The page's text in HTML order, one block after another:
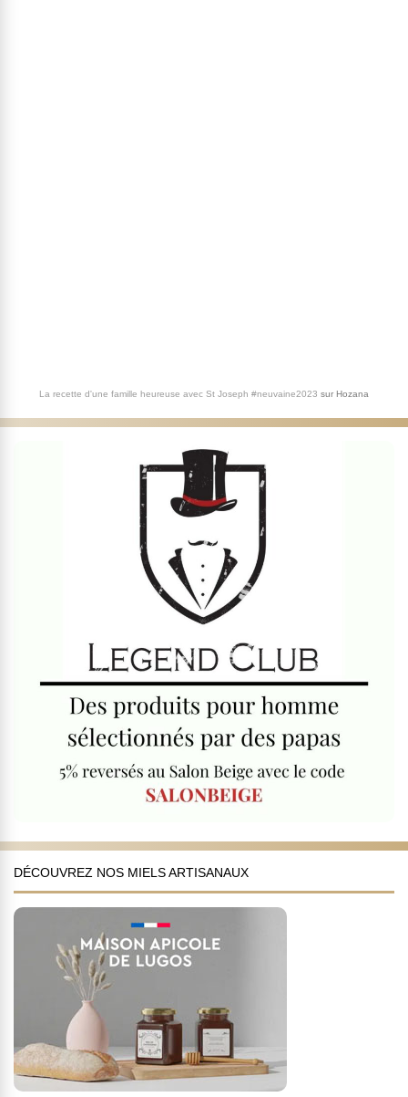
La recette d'une famille heureuse avec St Joseph #neuvaine2023 sur Hozana
DÉCOUVREZ NOS MIELS ARTISANAUX